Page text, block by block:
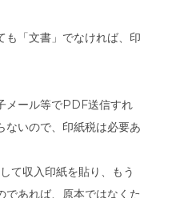
も「文書」でなければ、印
メール等でPDF送信すれ
ないので、印紙税は必要あ
て収入印紙を貼り、もう
であれば、原本ではなくた